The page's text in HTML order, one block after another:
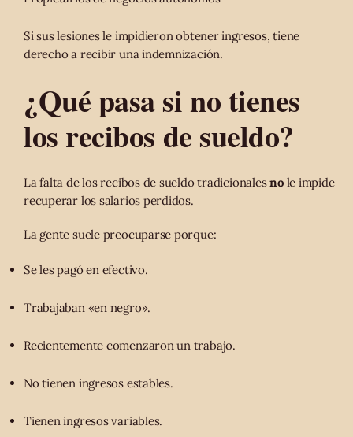
Si sus lesiones le impidieron obtener ingresos, tiene
derecho a recibir una indemnización.
¿Qué pasa si no tienes
los recibos de sueldo?
La falta de los recibos de sueldo tradicionalesnole impide
recuperar los salarios perdidos.
La gente suele preocuparse porque:
Se les pagó en efectivo.
Trabajaban «en negro».
Recientemente comenzaron un trabajo.
No tienen ingresos estables.
Tienen ingresos variables.